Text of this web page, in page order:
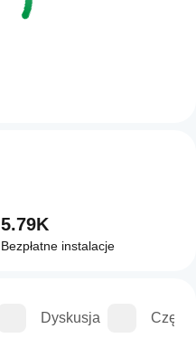
Dyskusja
5.79K
Bezpłatne instalacje